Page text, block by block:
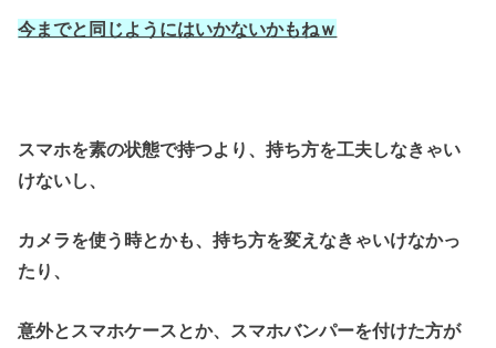
今までと同じようにはいかないかもねｗ
スマホを素の状態で持つより、持ち方を工夫しなきゃい
けないし、
カメラを使う時とかも、持ち方を変えなきゃいけなかっ
たり、
意外とスマホケースとか、スマホバンパーを付けた方が